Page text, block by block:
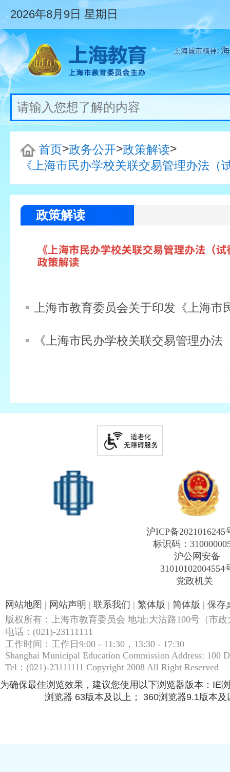
2026年8月9日 星期日
首页>政务公开>政策解读>
《上海市民办学校关联交易管理办法（
政策解读
沪ICP备2021016245
标识码：
沪公网安备
31010102004554
党政机关
网站地图 | 网站声明 | 联系我们 | 繁体版 | 简体版 | 保存
版权所有：上海市教育委员会 地址:大沽路100号（市
电话：(021)-23111111
工作时间：工作日9:00 - 11:30，13:30 - 17:30
Shanghai Municipal Education Commission Address: 100
Tel：(021)-23111111 Copyright 2008 All Right Reserved
为确保最佳浏览效果，建议您使用以下浏览器版本：IE
浏览器 63版本及以上； 360浏览器9.1版本